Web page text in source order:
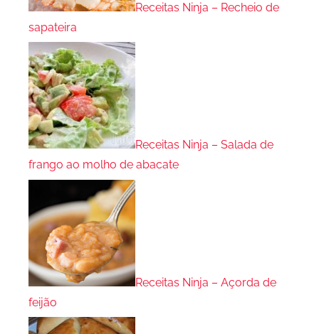
Receitas Ninja – Recheio de
sapateira
Receitas Ninja – Salada de
frango ao molho de abacate
Receitas Ninja – Açorda de
feijão